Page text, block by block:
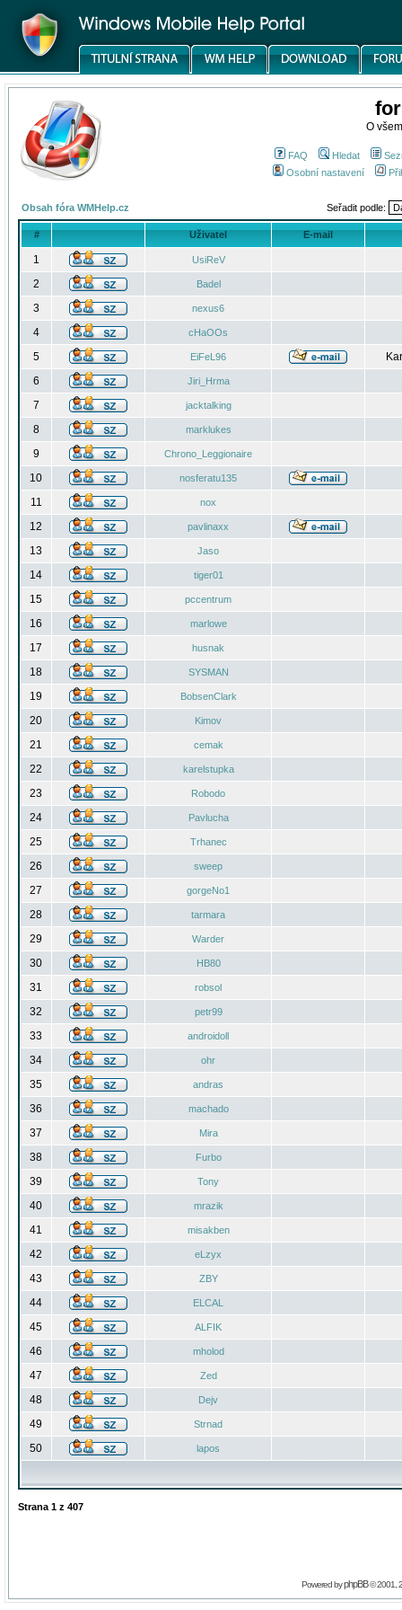
O
FAQ Hledat
Osobní nastavení
Obsah fóra WMHelp.cz Seřadit podle:
# Uživatel E-mail
1 UsiReV
2 Badel
3 nexus6
4 cHaOOs
5 EiFeL96
6
Jiri_Hrma
7 jacktalking
8 marklukes
9 Chrono_Leggionaire
10 nosferatu135
11 nox
12 pavlinaxx
13 Jaso
14 tiger01
15 pccentrum
16 marlowe
17 husnak
18 SYSMAN
19 BobsenClark
20 Kimov
21 cemak
22 karelstupka
23 Robodo
24 Pavlucha
25 Trhanec
26 sweep
27 gorgeNo1
28 tarmara
29 Warder
30 HB80
31 robsol
32 petr99
33 androidoll
34 ohr
35 andras
36 machado
37 Mira
38 Furbo
39 Tony
40 mrazik
41 misakben
42 eLzyx
43 ZBY
44 ELCAL
45 ALFIK
46 mholod
47 Zed
48 Dejv
49 Strnad
50 lapos
Strana 1 z 407
Powered byphpBB© 2001,